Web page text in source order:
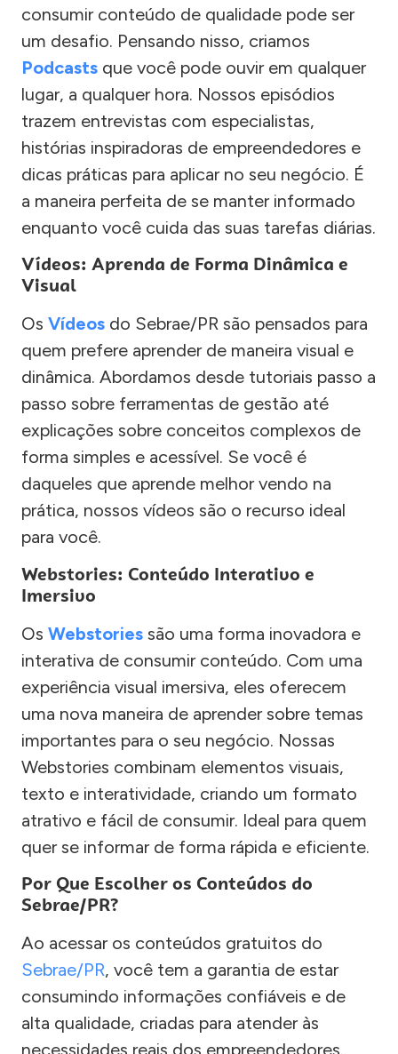
consumir conteúdo de qualidade pode ser
um desafio. Pensando nisso, criamos
Podcasts que você pode ouvir em qualquer
lugar, a qualquer hora. Nossos episódios
trazem entrevistas com especialistas,
histórias inspiradoras de empreendedores e
dicas práticas para aplicar no seu negócio. É
a maneira perfeita de se manter informado
enquanto você cuida das suas tarefas diárias.
Vídeos: Aprenda de Forma Dinâmica e
Visual
Os Vídeos do Sebrae/PR são pensados para
quem prefere aprender de maneira visual e
dinâmica. Abordamos desde tutoriais passo a
passo sobre ferramentas de gestão até
explicações sobre conceitos complexos de
forma simples e acessível. Se você é
daqueles que aprende melhor vendo na
prática, nossos vídeos são o recurso ideal
para você.
Webstories: Conteúdo Interativo e
Imersivo
Os Webstories são uma forma inovadora e
interativa de consumir conteúdo. Com uma
experiência visual imersiva, eles oferecem
uma nova maneira de aprender sobre temas
importantes para o seu negócio. Nossas
Webstories combinam elementos visuais,
texto e interatividade, criando um formato
atrativo e fácil de consumir. Ideal para quem
quer se informar de forma rápida e eficiente.
Por Que Escolher os Conteúdos do
Sebrae/PR?
Ao acessar os conteúdos gratuitos do
Sebrae/PR, você tem a garantia de estar
consumindo informações confiáveis e de
alta qualidade, criadas para atender às
necessidades reais dos empreendedores.